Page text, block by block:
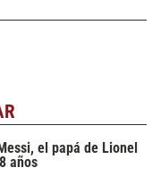
el papá de Lionel
años